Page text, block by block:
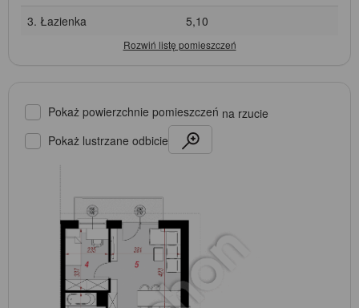
3. Łazienka
5,10
Pokaż powierzchnie pomieszczeń na rzucie
Pokaż lustrzane odbicie